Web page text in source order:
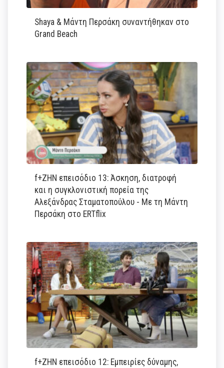
Shaya & Μάντη Περσάκη συναντήθηκαν στο
Grand Beach
f+ΖΗΝ επεισόδιο 13: Άσκηση, διατροφή
και η συγκλονιστική πορεία της
Αλεξάνδρας Σταματοπούλου - Με τη Μάντη
Περσάκη στο ERTflix
f+ΖΗΝ επεισόδιο 12: Εμπειρίες δύναμης,